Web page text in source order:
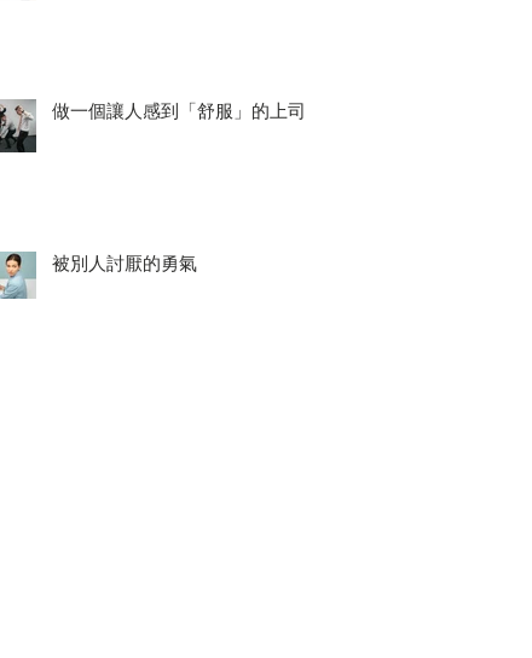
做一個讓人感到「舒服」的上司
被別人討厭的勇氣